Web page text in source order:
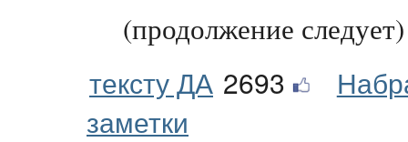
(продолжение следует)
тексту ДА 2693
заметки